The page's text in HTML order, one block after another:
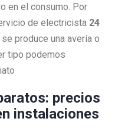
en el consumo. Por
de electricista 24
produce una avería o
tipo podemos
precios
instalaciones